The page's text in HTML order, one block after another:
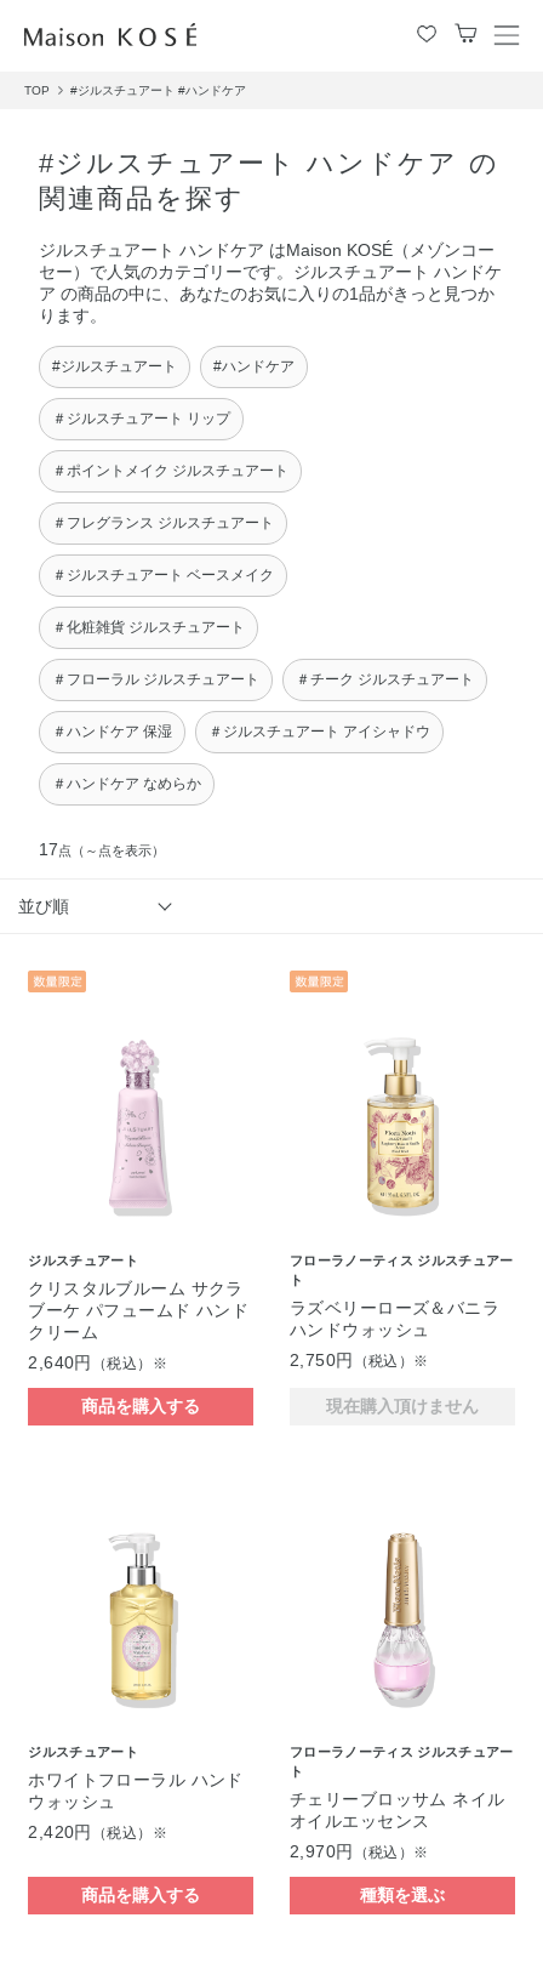
メ
TOP #ジルスチュアート #ハンドケア
#ジルスチュアート ハンドケア の
関連商品を探す
ジルスチュアート ハンドケア はMaison KOSÉ（メゾンコー
セー）で人気のカテゴリーです。ジルスチュアート ハンドケ
ア の商品の中に、あなたのお気に入りの1品がきっと見つか
ります。
#ジルスチュアート #ハンドケア
＃ジルスチュアート リップ
＃ポイントメイク ジルスチュアート
＃フレグランス ジルスチュアート
＃ジルスチュアート ベースメイク
＃化粧雑貨 ジルスチュアート
＃フローラル ジルスチュアート ＃チーク ジルスチュアート
＃ハンドケア 保湿 ＃ジルスチュアート アイシャドウ
＃ハンドケア なめらか
17点 （～点を表示）
並び順
ジルスチュアート
クリスタルブルーム サクラ
ブーケ パフュームド ハンド
クリーム
2,640円
（税込）※
商品を購入する
フローラノーティス ジルスチュアー
ト
ラズベリーローズ＆バニラ
ハンドウォッシュ
2,750円
（税込）※
現在購入頂けません
ジルスチュアート
ホワイトフローラル ハンド
ウォッシュ
2,420円
（税込）※
商品を購入する
フローラノーティス ジルスチュアー
ト
チェリーブロッサム ネイル
オイルエッセンス
2,970円
（税込）※
種類を選ぶ